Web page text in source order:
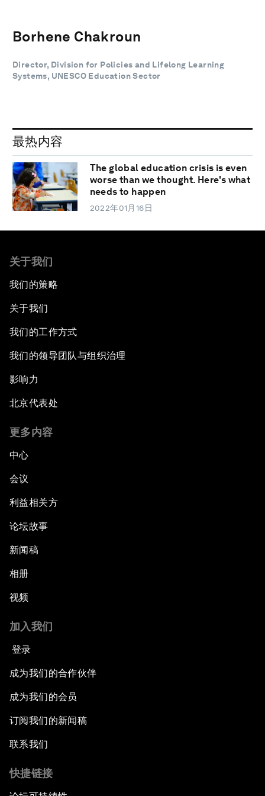
Borhene Chakroun
Director, Division for Policies and Lifelong Learning
Systems, UNESCO Education Sector
最热内容
The global education crisis is even
worse than we thought. Here's what
needs to happen
2022年01月16日
关于我们
我们的策略
关于我们
我们的工作方式
我们的领导团队与组织治理
影响力
北京代表处
更多内容
中心
会议
利益相关方
论坛故事
新闻稿
相册
视频
加入我们
登录
成为我们的合作伙伴
成为我们的会员
订阅我们的新闻稿
联系我们
快捷链接